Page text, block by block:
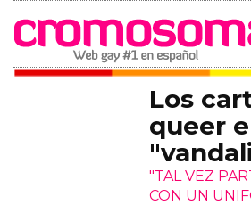
Los
queer
"TAL VEZ
CON UN